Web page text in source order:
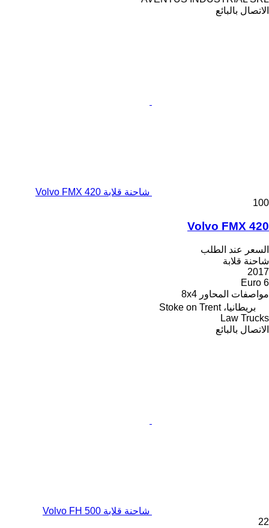
الاتصال بالبائع
شاحنة قلابة Volvo FMX 420
100
Volvo FMX 420
السعر عند الطلب
شاحنة قلابة
2017
Euro 6
مواصفات المحاور 8x4
بريطانيا، Stoke on Trent
Law Trucks
الاتصال بالبائع
شاحنة قلابة Volvo FH 500
22